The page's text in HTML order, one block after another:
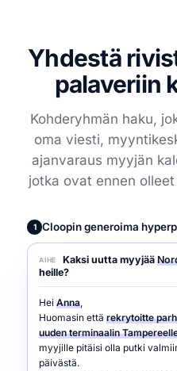
Yhdestä
palaveriin
Kohderyhmän haku,
oma viesti,
ajanvaraus myyjän
jotka ovat ennen
1 Cloopin generoima
AIHE Kaksi uutta myyjää
heille?
Hei Anna,
Huomasin että rekrytoitte
uuden terminaalin
myyjille pitäisi olla putki
päivästä.